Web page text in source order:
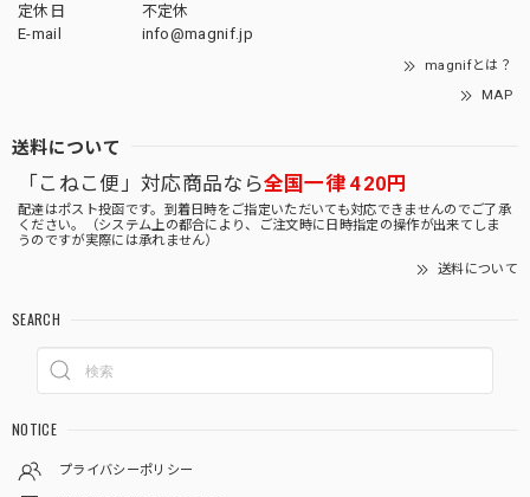
定休日
不定休
E-mail
info@magnif.jp
magnifとは？
MAP
送料について
「こねこ便」対応商品なら全国一律 420円
配達はポスト投函です。到着日時をご指定いただいても対応できませんのでご了承
ください。（システム上の都合により、ご注文時に日時指定の操作が出来てしま
うのですが実際には承れません）
送料について
SEARCH
NOTICE
プライバシーポリシー